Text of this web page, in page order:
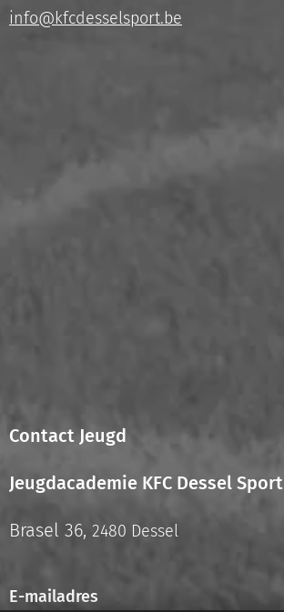
info@kfcdesselsport.be
Contact Jeugd
Jeugdacademie KFC Dessel Sport
Brasel 36, 2480 Dessel
E-mailadres